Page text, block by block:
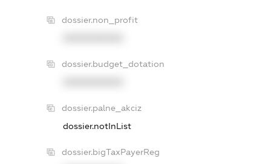
dossier.non_profit
dossier.budget_dotation
dossier.palne_akciz
dossier.notInList
dossier.bigTaxPayerReg